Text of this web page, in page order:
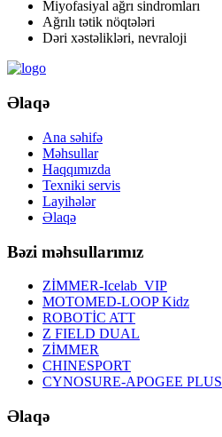
Miyofasiyal ağrı sindromları
Ağrılı tətik nöqtələri
Dəri xəstəlikləri, nevraloji
Əlaqə
Ana səhifə
Məhsullar
Haqqımızda
Texniki servis
Layihələr
Əlaqə
Bəzi məhsullarımız
ZİMMER-Icelab_VIP
MOTOMED-LOOP Kidz
ROBOTİC ATT
Z FIELD DUAL
ZİMMER
CHINESPORT
CYNOSURE-APOGEE PLUS
Əlaqə